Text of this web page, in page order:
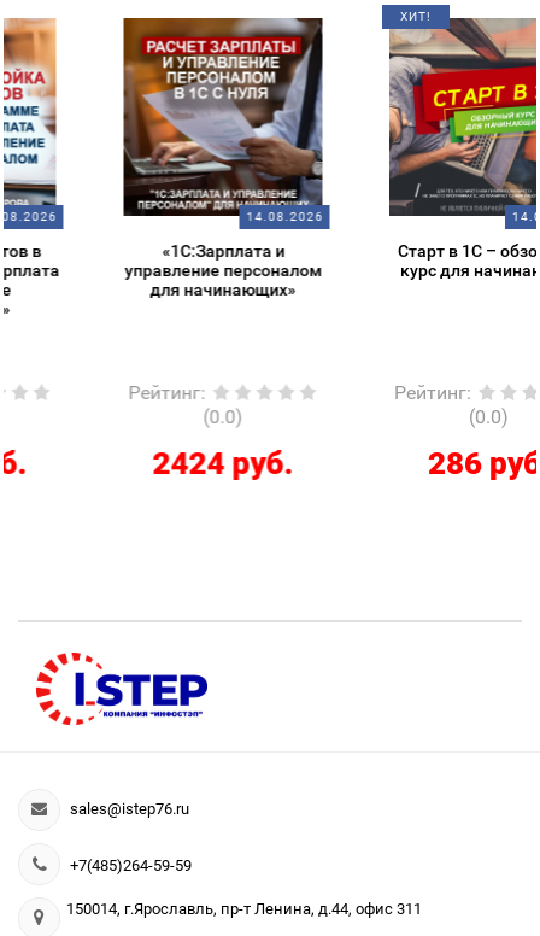
14.08.2026
«1С:Зарплата и
управление персоналом
для начинающих»
Рейтинг
2424 руб.
ХИТ!
14.08.2026
Старт в 1С – обзорный
курс для начинающих
Рейтинг
286 руб.
sales@istep76.ru
+7(485)264-59-59
150014, г.Ярославль, пр-т Ленина, д.44, офис 311